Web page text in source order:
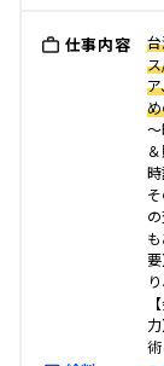
仕事内容